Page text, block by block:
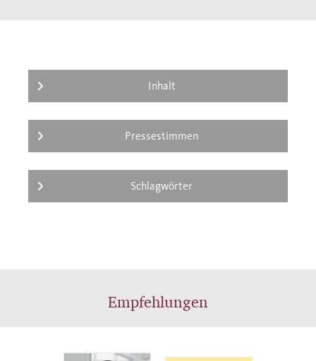
vergessen; bis zum Schluß hielt er an dem
Glauben fest, Indien erreicht zu haben.
Inhalt
Pressestimmen
Schlagwörter
Empfehlungen